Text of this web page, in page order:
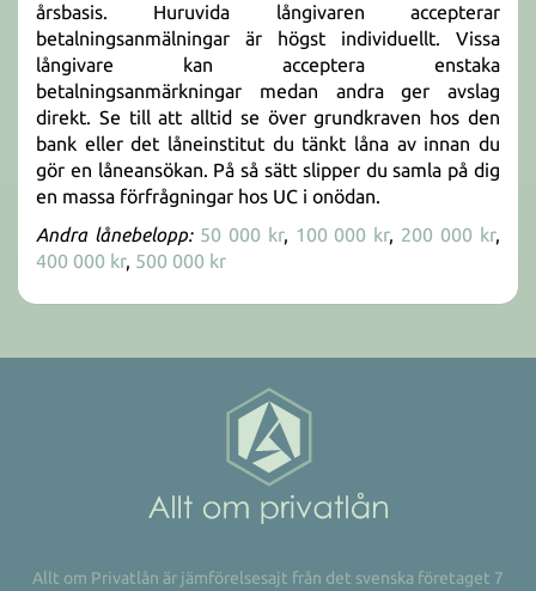
årsbasis. Huruvida långivaren accepterar
betalningsanmälningar är högst individuellt. Vissa
långivare kan acceptera enstaka
betalningsanmärkningar medan andra ger avslag
direkt. Se till att alltid se över grundkraven hos den
bank eller det låneinstitut du tänkt låna av innan du
gör en låneansökan. På så sätt slipper du samla på dig
en massa förfrågningar hos UC i onödan.
Andra lånebelopp: 50 000 kr, 100 000 kr, 200 000 kr,
400 000 kr, 500 000 kr
Allt om Privatlån är jämförelsesajt från det svenska företaget 7